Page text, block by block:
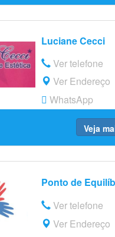
Luciane Cecci
Ver telefone
Ver Endereço
WhatsApp
Veja
Ponto de
Ver telefone
Ver Endereço